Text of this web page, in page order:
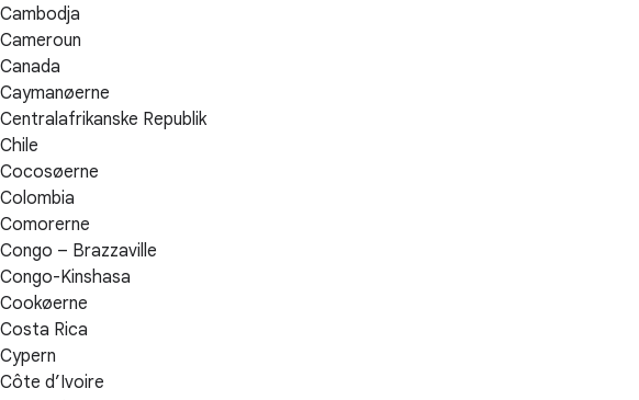
Cambodja
Cameroun
Canada
Caymanøerne
Centralafrikanske Republik
Chile
Cocosøerne
Colombia
Comorerne
Congo – Brazzaville
Congo-Kinshasa
Cookøerne
Costa Rica
Cypern
Côte d’Ivoire